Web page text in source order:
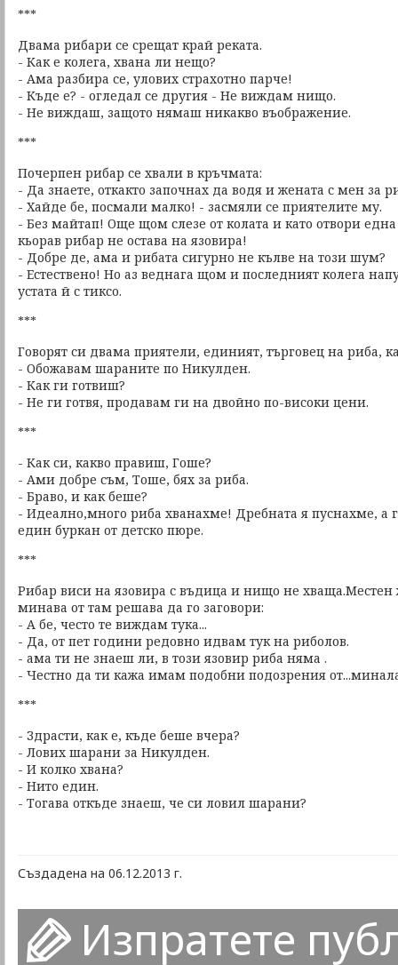
***
Двама рибари се срещат край реката.
- Как е колега, хвана ли нещо?
- Ама разбира се, улових страхотно парче!
- Къде е? - огледал се другия - Не виждам нищо.
- Не виждаш, защото нямаш никакво въображение.
***
Почерпен рибар се хвали в кръчмата:
- Да знаете, откакто започнах да водя и жената с мен за
- Хайде бе, посмали малко! - засмяли се приятелите му.
- Без майтап! Още щом слезе от колата и като отвори
кьорав рибар не остава на язовира!
- Добре де, ама и рибата сигурно не кълве на този шум?
- Естествено! Но аз веднага щом и последният колега
устата й с тиксо.
***
Говорят си двама приятели, единият, търговец на риба,
- Обожавам шараните по Никулден.
- Как ги готвиш?
- Не ги готвя, продавам ги на двойно по-високи цени.
***
- Как си, какво правиш, Гоше?
- Ами добре съм, Тоше, бях за риба.
- Браво, и как беше?
- Идеално,много риба хванахме! Дребната я пуснахме, а
един буркан от детско пюре.
***
Рибар виси на язовира с въдица и нищо не хваща.Местен
минава от там решава да го заговори:
- А бе, често те виждам тука...
- Да, от пет години редовно идвам тук на риболов.
- ама ти не знаеш ли, в този язовир риба няма .
- Честно да ти кажа имам подобни подозрения
***
- Здрасти, как е, къде беше вчера?
- Лових шарани за Никулден.
- И колко хвана?
- Нито един.
- Тогава откъде знаеш, че си ловил шарани?
Създадена на 06.12.2013 г.
Изпратете